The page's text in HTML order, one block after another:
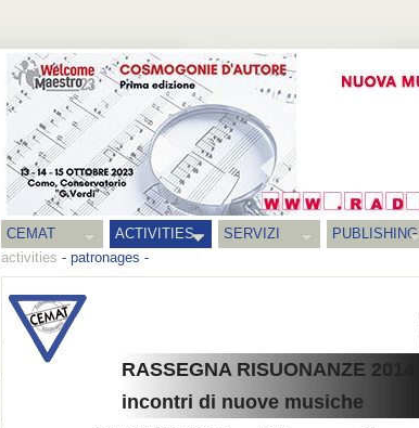
CEMAT ACTIVITIES SERVIZI PUBLISHING
activities - patronages -
RASSEGNA RISUONANZE 2014
incontri di nuove musiche